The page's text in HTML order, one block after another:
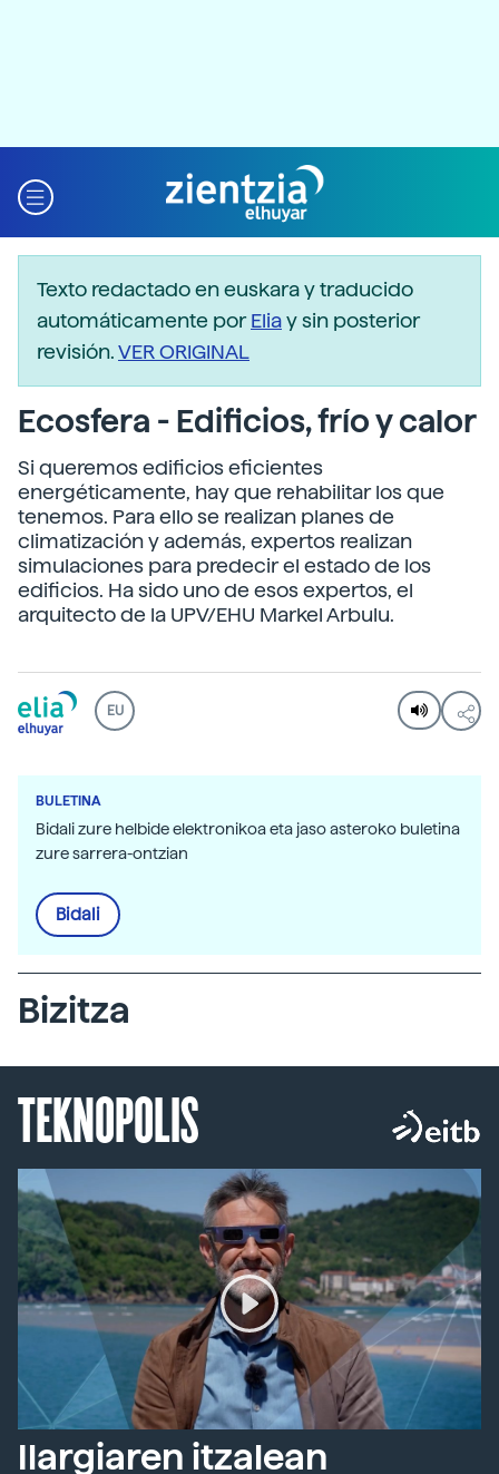
Texto redactado en euskara y traducido
automáticamente porEliay sin posterior
revisión.VER ORIGINAL
Ecosfera - Edificios, frío y calor
Si queremos edificios eficientes
energéticamente, hay que rehabilitar los que
tenemos. Para ello se realizan planes de
climatización y además, expertos realizan
simulaciones para predecir el estado de los
edificios. Ha sido uno de esos expertos, el
arquitecto de la UPV/EHU Markel Arbulu.
EU
BULETINA
Bidali zure helbide elektronikoa eta jaso asteroko buletina
zure sarrera-ontzian
Bidali
Bizitza
TEKNOPOLIS
Ilargiaren itzalean